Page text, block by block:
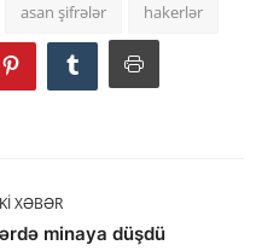
asan şifrələr hakerlər
XƏBƏR
minaya düşdü